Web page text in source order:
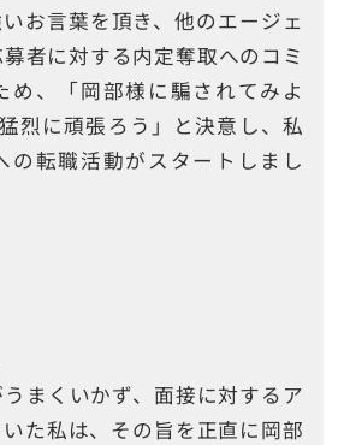
お言葉を頂き、他のエージェ
者に対する内定奪取へのコミ
め、「岡部様に騙されてみよ
烈に頑張ろう」と決意し、私
の転職活動がスタートしまし
まくいかず、面接に対するア
た私は、その旨を正直に岡部